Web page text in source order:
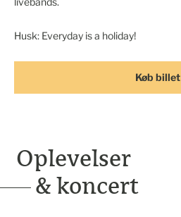
Husk: Everyday is a holiday!
Køb billet
Oplevelser
& koncert